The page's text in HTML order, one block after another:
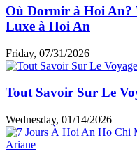
Guide voyage par thème
Choses à faire & à voir
Cuisine & café
Loisirs et shopping
Informations utiles
Expériences des clients
Articles similaires